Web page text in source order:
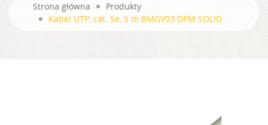
Strona główna
Produkty
Kabel UTP, cat. 5e, 5 m BMGV03 DPM SOLID